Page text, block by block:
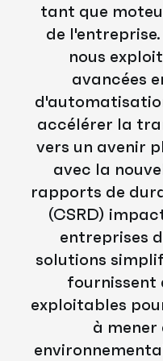
tant que
de
nous
avancées
accélérer la
vers un avenir
avec la
rapports de
(CSRD)
entreprises
solutions
fournissent
exploitables
à